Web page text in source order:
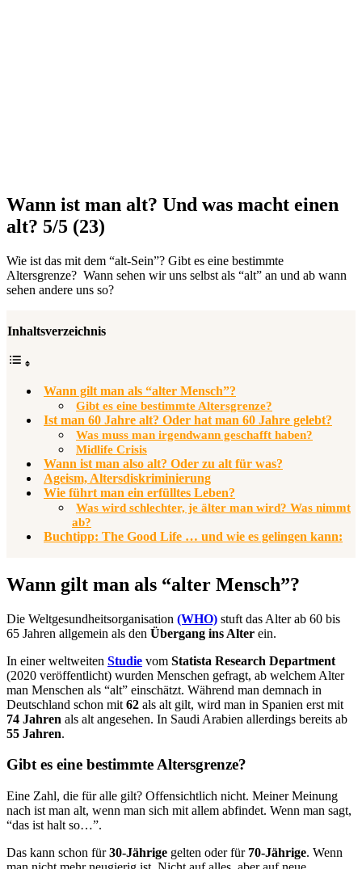
Wann ist man alt? Und was macht einen
alt? 5/5 (23)
Wie ist das mit dem “alt-Sein”? Gibt es eine bestimmte
Altersgrenze? Wann sehen wir uns selbst als “alt” an und ab wann
sehen andere uns so?
Inhaltsverzeichnis
Wann gilt man als “alter Mensch”?
Gibt es eine bestimmte Altersgrenze?
Ist man 60 Jahre alt? Oder hat man 60 Jahre gelebt?
Was muss man irgendwann geschafft haben?
Midlife Crisis
Wann ist man also alt? Oder zu alt für was?
Ageism, Altersdiskriminierung
Wie führt man ein erfülltes Leben?
Was wird schlechter, je älter man wird? Was nimmt
ab?
Buchtipp: The Good Life … und wie es gelingen kann:
Wann gilt man als “alter Mensch”?
Die Weltgesundheitsorganisation (WHO) stuft das Alter ab 60 bis
65 Jahren allgemein als den Übergang ins Alter ein.
In einer weltweiten Studie vom Statista Research Department
(2020 veröffentlicht) wurden Menschen gefragt, ab welchem Alter
man Menschen als “alt” einschätzt. Während man demnach in
Deutschland schon mit 62 als alt gilt, wird man in Spanien erst mit
74 Jahren als alt angesehen. In Saudi Arabien allerdings bereits ab
55 Jahren.
Gibt es eine bestimmte Altersgrenze?
Eine Zahl, die für alle gilt? Offensichtlich nicht. Meiner Meinung
nach ist man alt, wenn man sich mit allem abfindet. Wenn man sagt,
“das ist halt so…”.
Das kann schon für30-Jährige gelten oder für 70-Jährige. Wenn